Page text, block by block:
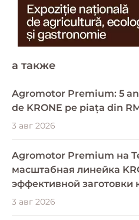
a также
Agromotor Premium: 5
de KRONE pe piața din
3 авг 2026
Agromotor Premium на
масштабная линейка
эффективной заготовки
3 авг 2026